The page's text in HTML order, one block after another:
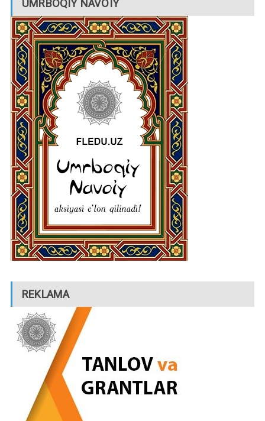
UMRBOQIY NAVOIY
REKLAMA